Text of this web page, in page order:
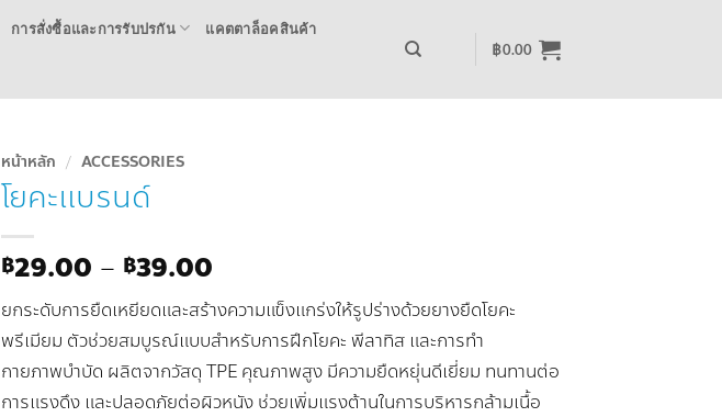
การสั่งซื้อและการรับปรกัน แคตตาล็อคสินค้า
฿0.00
หน้าหลัก / ACCESSORIES
โยคะแบรนด์
฿29.00 – ฿39.00
range:
฿29.00
through
฿39.00
ยกระดับการยืดเหยียดและสร้างความแข็งแกร่งให้รูปร่างด้วยยางยืดโยคะ
พรีเมียม ตัวช่วยสมบูรณ์แบบสำหรับการฝึกโยคะ พีลาทิส และการทำ
กายภาพบำบัด ผลิตจากวัสดุ TPE คุณภาพสูง มีความยืดหยุ่นดีเยี่ยม ทนทานต่อ
การแรงดึง และปลอดภัยต่อผิวหนัง ช่วยเพิ่มแรงต้านในการบริหารกล้ามเนื้อ